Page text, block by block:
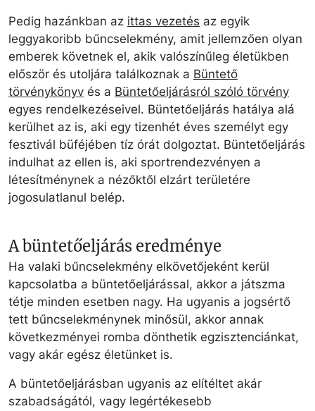
Pedig hazánkban az ittas vezetés az egyik
leggyakoribb bűncselekmény, amit jellemzően olyan
emberek követnek el, akik valószínűleg életükben
először és utoljára találkoznak a Büntető
törvénykönyv és a Büntetőeljárásról szóló törvény
egyes rendelkezéseivel. Büntetőeljárás hatálya alá
kerülhet az is, aki egy tizenhét éves személyt egy
fesztivál büféjében tíz órát dolgoztat. Büntetőeljárás
indulhat az ellen is, aki sportrendezvényen a
létesítménynek a nézőktől elzárt területére
jogosulatlanul belép.
A büntetőeljárás eredménye
Ha valaki bűncselekmény elkövetőjeként kerül
kapcsolatba a büntetőeljárással, akkor a játszma
tétje minden esetben nagy. Ha ugyanis a jogsértő
tett bűncselekménynek minősül, akkor annak
következményei romba dönthetik egzisztenciánkat,
vagy akár egész életünket is.
A büntetőeljárásban ugyanis az elítéltet akár
szabadságától, vagy legértékesebb